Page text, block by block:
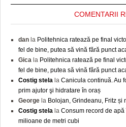
COMENTARII
dan la Politehnica ratează pe final
fel de bine, putea să vină fără punct
Gica la Politehnica ratează pe final
fel de bine, putea să vină fără punct
Costig stela la Canicula continuă. Au
prim ajutor şi hidratare în oraș
George la Bolojan, Grindeanu, Fritz și
Costig stela la Consum record de
milioane de metri cubi